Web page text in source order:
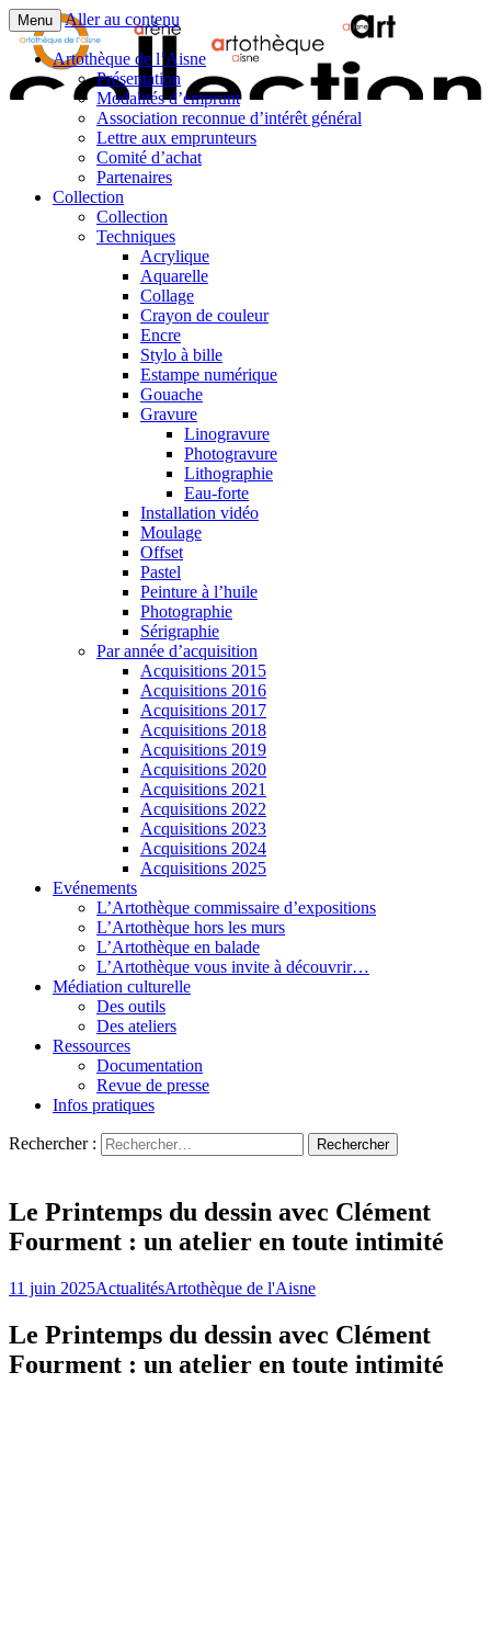
Menu Aller au contenu
Artothèque de l’Aisne
Présentation
Modalités d’emprunt
Association reconnue d’intérêt général
Lettre aux emprunteurs
Comité d’achat
Partenaires
Collection
Collection
Techniques
Acrylique
Aquarelle
Collage
Crayon de couleur
Encre
Stylo à bille
Estampe numérique
Gouache
Gravure
Linogravure
Photogravure
Lithographie​
Eau-forte
Installation vidéo
Moulage
Offset
Pastel
Peinture à l’huile
Photographie
Sérigraphie
Par année d’acquisition
Acquisitions 2015
Acquisitions 2016
Acquisitions 2017
Acquisitions 2018
Acquisitions 2019
Acquisitions 2020
Acquisitions 2021
Acquisitions 2022
Acquisitions 2023
Acquisitions 2024
Acquisitions 2025
Evénements
L’Artothèque commissaire d’expositions
L’Artothèque hors les murs
L’Artothèque en balade
L’Artothèque vous invite à découvrir…
Médiation culturelle
Des outils
Des ateliers
Ressources
Documentation
Revue de presse
Infos pratiques
Rechercher :
Artothèque de l'Aisne
Le Printemps du dessin avec Clément
Fourment : un atelier en toute intimité
11 juin 2025ActualitésArtothèque de l'Aisne
Le Printemps du dessin avec Clément
Fourment : un atelier en toute intimité